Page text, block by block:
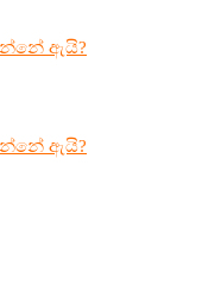
ඇයි?
ඇයි?